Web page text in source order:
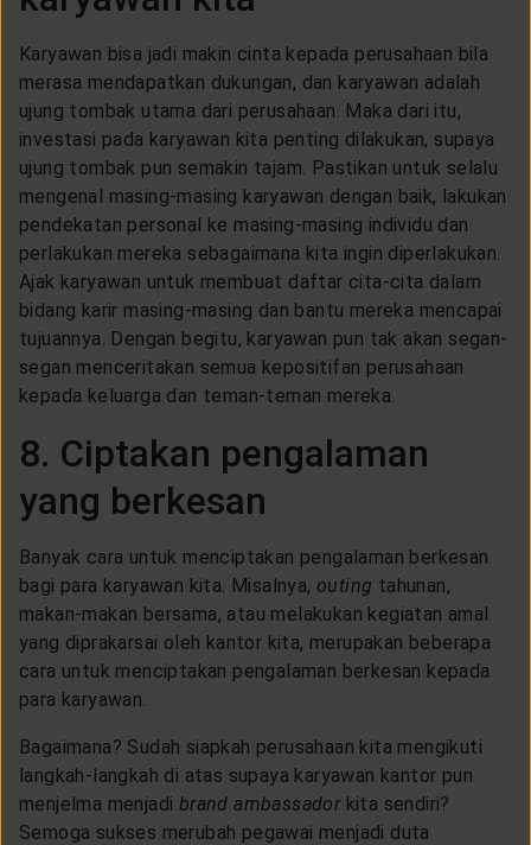
Karyawan bisa jadi makin cinta kepada perusahaan bila
merasa mendapatkan dukungan, dan karyawan adalah
ujung tombak utama dari perusahaan. Maka dari itu,
investasi pada karyawan kita penting dilakukan, supaya
ujung tombak pun semakin tajam. Pastikan untuk selalu
mengenal masing-masing karyawan dengan baik, lakukan
pendekatan personal ke masing-masing individu dan
perlakukan mereka sebagaimana kita ingin diperlakukan.
Ajak karyawan untuk membuat daftar cita-cita dalam
bidang karir masing-masing dan bantu mereka mencapai
tujuannya. Dengan begitu, karyawan pun tak akan segan-
segan menceritakan semua kepositifan perusahaan
kepada keluarga dan teman-teman mereka.
8. Ciptakan pengalaman
yang berkesan
Banyak cara untuk menciptakan pengalaman berkesan
bagi para karyawan kita. Misalnya, outing tahunan,
makan-makan bersama, atau melakukan kegiatan amal
yang diprakarsai oleh kantor kita, merupakan beberapa
cara untuk menciptakan pengalaman berkesan kepada
para karyawan.
Bagaimana? Sudah siapkah perusahaan kita mengikuti
langkah-langkah di atas supaya karyawan kantor pun
menjelma menjadi brand ambassadorkita sendiri?
Semoga sukses merubah pegawai menjadi duta